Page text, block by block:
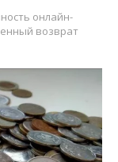
онлайн-
возврат